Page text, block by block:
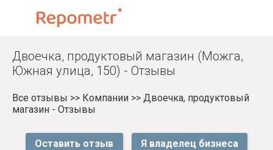
Двоечка, продуктовый магазин (Можга,
Южная улица, 150) - Отзывы
Все отзывы >> Компании >> Двоечка, продуктовый
магазин - Отзывы
Оставить отзыв Я владелец бизнеса